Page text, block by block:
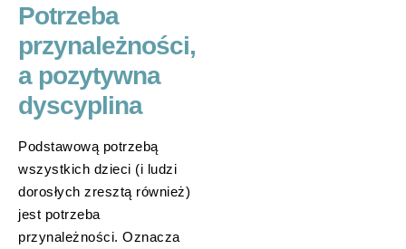
Potrzeba
przynależności,
a pozytywna
dyscyplina
Podstawową potrzebą
wszystkich dzieci (i ludzi
dorosłych zresztą również)
jest potrzeba
przynależności. Oznacza